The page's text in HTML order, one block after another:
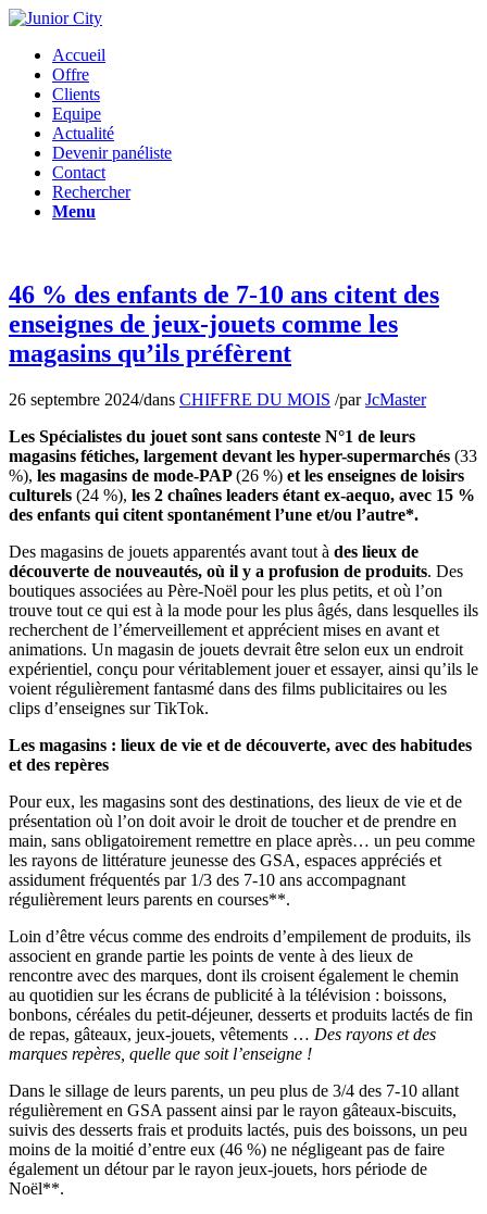
Accueil
Offre
Clients
Equipe
Actualité
Devenir panéliste
Contact
Rechercher
Menu
46 % des enfants de 7-10 ans citent des
enseignes de jeux-jouets comme les
magasins qu’ils préfèrent
26 septembre 2024/dans CHIFFRE DU MOIS /parJcMaster
Les Spécialistes du jouet sont sans conteste N°1 de leurs
magasins fétiches, largement devant les hyper-supermarchés (33
%), les magasins de mode-PAP(26 %) et les enseignes de loisirs
culturels (24 %), les 2 chaînes leaders étant ex-aequo, avec 15 %
des enfants qui citent spontanément l’une et/ou l’autre*.
Des magasins de jouets apparentés avant tout à des lieux de
découverte de nouveautés, où il y a profusion de produits. Des
boutiques associées au Père-Noël pour les plus petits, et où l’on
trouve tout ce qui est à la mode pour les plus âgés, dans lesquelles ils
recherchent de l’émerveillement et apprécient mises en avant et
animations. Un magasin de jouets devrait être selon eux un endroit
expérientiel, conçu pour véritablement jouer et essayer, ainsi qu’ils le
voient régulièrement fantasmé dans des films publicitaires ou les
clips d’enseignes sur TikTok.
Les magasins : lieux de vie et de découverte, avec des habitudes
et des repères
Pour eux, les magasins sont des destinations, des lieux de vie et de
présentation où l’on doit avoir le droit de toucher et de prendre en
main, sans obligatoirement remettre en place après… un peu comme
les rayons de littérature jeunesse des GSA, espaces appréciés et
assidument fréquentés par 1/3 des 7-10 ans accompagnant
régulièrement leurs parents en courses**.
Loin d’être vécus comme des endroits d’empilement de produits, ils
associent en grande partie les points de vente à des lieux de
rencontre avec des marques, dont ils croisent également le chemin
au quotidien sur les écrans de publicité à la télévision : boissons,
bonbons, céréales du petit-déjeuner, desserts et produits lactés de fin
de repas, gâteaux, jeux-jouets, vêtements … Des rayons et des
marques repères, quelle que soit l’enseigne !
Dans le sillage de leurs parents, un peu plus de 3/4 des 7-10 allant
régulièrement en GSA passent ainsi par le rayon gâteaux-biscuits,
suivis des desserts frais et produits lactés, puis des boissons, un peu
moins de la moitié d’entre eux (46 %) ne négligeant pas de faire
également un détour par le rayon jeux-jouets, hors période de
Noël**.